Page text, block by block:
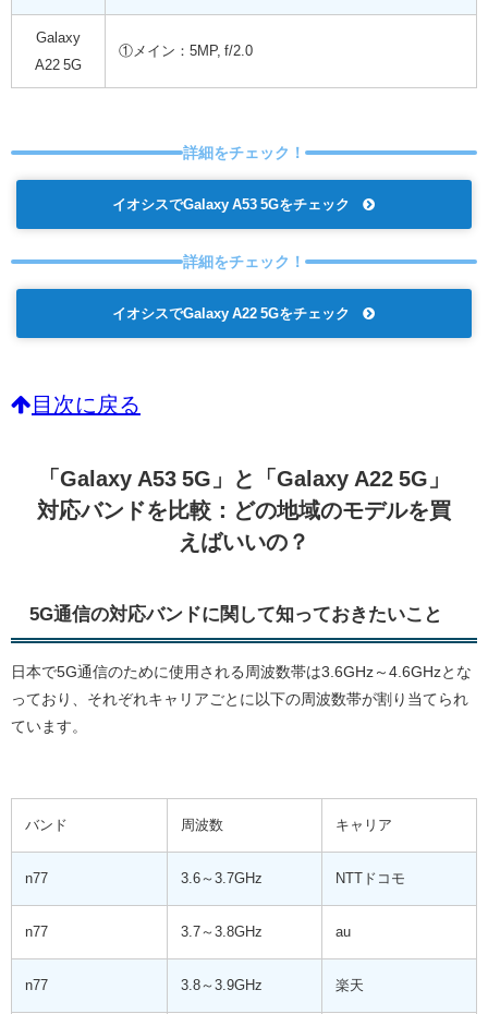
Galaxy
A22 5G
①メイン：5MP, f/2.0
詳細をチェック！
イオシスでGalaxy A53 5Gをチェック
詳細をチェック！
イオシスでGalaxy A22 5Gをチェック
目次に戻る
「Galaxy A53 5G」と「Galaxy A22 5G」
対応バンドを比較：どの地域のモデルを買
えばいいの？
5G通信の対応バンドに関して知っておきたいこと
日本で5G通信のために使用される周波数帯は3.6GHz～4.6GHzとな
っており、それぞれキャリアごとに以下の周波数帯が割り当てられ
ています。
バンド 周波数 キャリア
n77 3.6～3.7GHz NTTドコモ
n77 3.7～3.8GHz au
n77 3.8～3.9GHz 楽天